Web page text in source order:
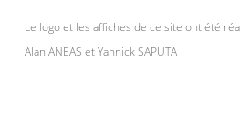
Le logo et les affiches de ce site ont été
Alan ANEAS et Yannick SAPUTA